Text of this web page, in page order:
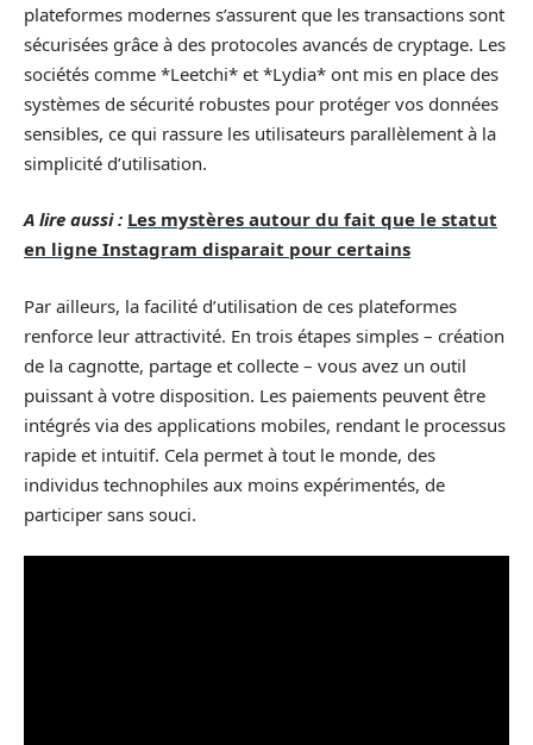
plateformes modernes s’assurent que les transactions sont
sécurisées grâce à des protocoles avancés de cryptage. Les
sociétés comme *Leetchi* et *Lydia* ont mis en place des
systèmes de sécurité robustes pour protéger vos données
sensibles, ce qui rassure les utilisateurs parallèlement à la
simplicité d’utilisation.
A lire aussi : Les mystères autour du fait que le statut
en ligne Instagram disparait pour certains
Par ailleurs, la facilité d’utilisation de ces plateformes
renforce leur attractivité. En trois étapes simples – création
de la cagnotte, partage et collecte – vous avez un outil
puissant à votre disposition. Les paiements peuvent être
intégrés via des applications mobiles, rendant le processus
rapide et intuitif. Cela permet à tout le monde, des
individus technophiles aux moins expérimentés, de
participer sans souci.